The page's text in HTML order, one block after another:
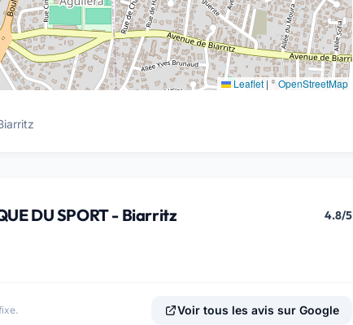
Leaflet | ©OpenStreetMap
DU SPORT - Biarritz 4.8/5
Voir tous les avis sur Google